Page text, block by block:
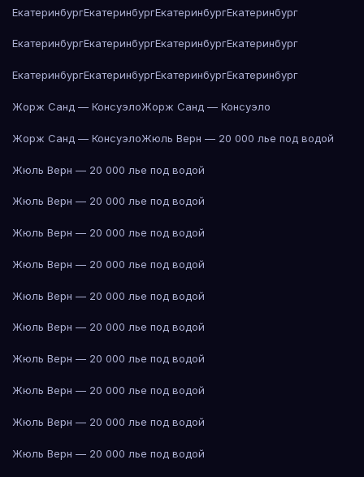
ЕкатеринбургЕкатеринбургЕкатеринбургЕкатеринбург
ЕкатеринбургЕкатеринбургЕкатеринбургЕкатеринбург
ЕкатеринбургЕкатеринбургЕкатеринбургЕкатеринбург
Жорж Санд — КонсуэлоЖорж Санд — Консуэло
Жорж Санд — КонсуэлоЖюль Верн — 20 000 лье под водой
Жюль Верн — 20 000 лье под водой
Жюль Верн — 20 000 лье под водой
Жюль Верн — 20 000 лье под водой
Жюль Верн — 20 000 лье под водой
Жюль Верн — 20 000 лье под водой
Жюль Верн — 20 000 лье под водой
Жюль Верн — 20 000 лье под водой
Жюль Верн — 20 000 лье под водой
Жюль Верн — 20 000 лье под водой
Жюль Верн — 20 000 лье под водой